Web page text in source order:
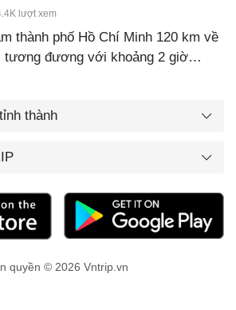
lượt xem
thành phố Hồ Chí Minh 120 km về
tương đương với khoảng 2 giờ…
thành
quyền © 2026 Vntrip.vn